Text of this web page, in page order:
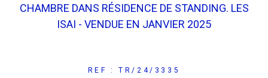
CHAMBRE DANS RÉSIDENCE DE STANDING. LES
ISAI - VENDUE EN JANVIER 2025
REF : TR/24/3335